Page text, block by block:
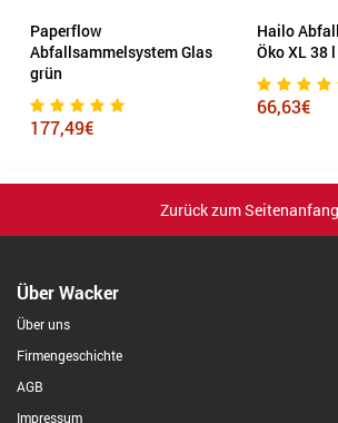
Paperflow
Abfallsammelsystem Glas
grün
177,49€
Hailo
Öko XL 38 l
66,63€
Zurück zum Seitenanfang
Über Wacker
Über uns
Firmengeschichte
AGB
Impressum